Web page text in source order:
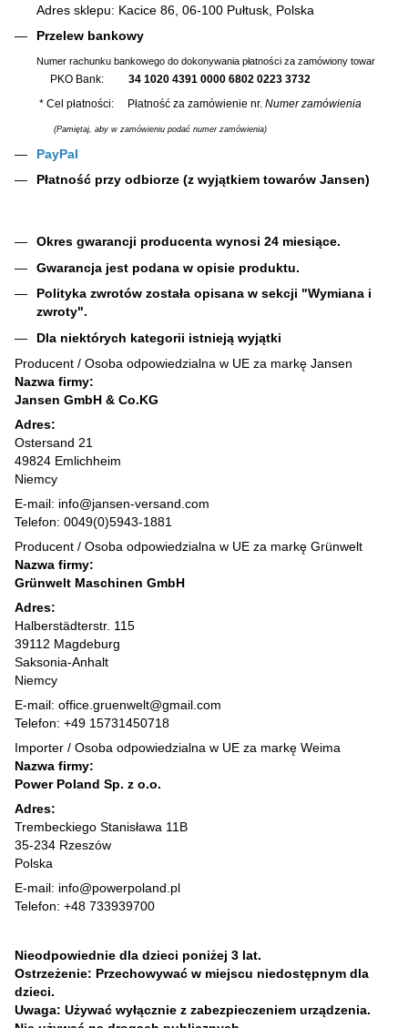
Adres sklepu: Kacice 86, 06-100 Pułtusk, Polska
Przelew bankowy
Numer rachunku bankowego do dokonywania płatności za zamówiony towar
PKO Bank: 34 1020 4391 0000 6802 0223 3732
* Cel płatności: Płatność za zamówienie nr. Numer zamówienia
(Pamiętaj, aby w zamówieniu podać numer zamówienia)
PayPal
Płatność przy odbiorze (z wyjątkiem towarów Jansen)
Okres gwarancji producenta wynosi 24 miesiące.
Gwarancja jest podana w opisie produktu.
Polityka zwrotów została opisana w sekcji "Wymiana i
zwroty".
Dla niektórych kategorii istnieją wyjątki
Producent / Osoba odpowiedzialna w UE za markę Jansen
Nazwa firmy:
Jansen GmbH & Co.KG
Adres:
Ostersand 21
49824 Emlichheim
Niemcy
E-mail: info@jansen-versand.com
Telefon: 0049(0)5943-1881
Producent / Osoba odpowiedzialna w UE za markę Grünwelt
Nazwa firmy:
Grünwelt Maschinen GmbH
Adres:
Halberstädterstr. 115
39112 Magdeburg
Saksonia-Anhalt
Niemcy
E-mail: office.gruenwelt@gmail.com
Telefon: +49 15731450718
Importer / Osoba odpowiedzialna w UE za markę Weima
Nazwa firmy:
Power Poland Sp. z o.o.
Adres:
Trembeckiego Stanisława 11B
35-234 Rzeszów
Polska
E-mail: info@powerpoland.pl
Telefon: +48 733939700
Nieodpowiednie dla dzieci poniżej 3 lat.
Ostrzeżenie: Przechowywać w miejscu niedostępnym dla
dzieci.
Uwaga: Używać wyłącznie z zabezpieczeniem urządzenia.